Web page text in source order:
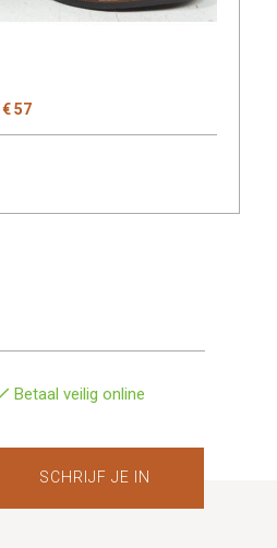
€ 57
Betaal veilig online
SCHRIJF JE IN